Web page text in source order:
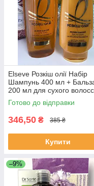
Elseve Розкіш олії Набір
Шампунь 400 мл +
200 мл для сухого
Готово до відправки
346,50 ₴ 385 ₴
Купити
–9%